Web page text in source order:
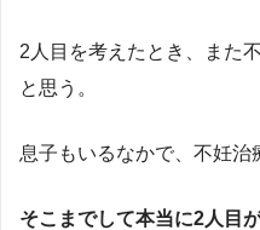
2人目を考えたとき、また
と思う。
息子もいるなかで、不妊治
そこまでして本当に2人目